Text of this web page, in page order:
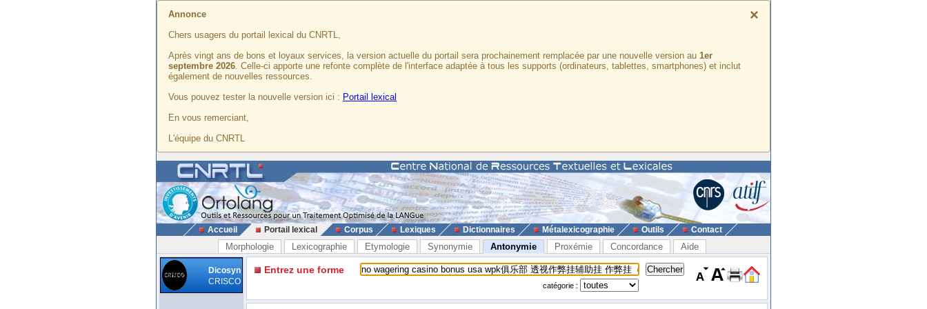
×
Annonce
Chers usagers du portail lexical du CNRTL,
Après vingt ans de bons et loyaux services, la version actuelle du portail sera prochainement remplacée par une nouvelle version au 1er
septembre 2026. Celle-ci apporte une refonte complète de l'interface adaptée à tous les supports (ordinateurs, tablettes, smartphones) et inclut
également de nouvelles ressources.
Vous pouvez tester la nouvelle version ici : Portail lexical
En vous remerciant,
L'équipe du CNRTL
Accueil Portail lexical Corpus Lexiques Dictionnaires Métalexicographie Outils Contact
Morphologie Lexicographie Etymologie Synonymie Antonymie Proxémie Concordance Aide
Dicosyn
CRISCO
Entrez une forme
catégorie :